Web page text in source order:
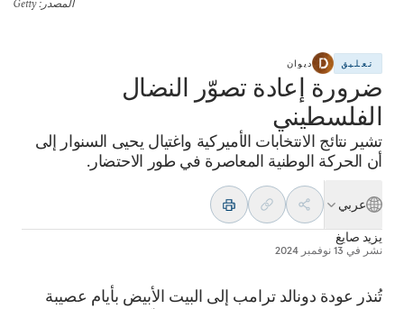
المصدر : Getty
تعليق ديوان
ضرورة إعادة تصوّر النضال
الفلسطيني
تشير نتائج الانتخابات الأميركية واغتيال يحيى السنوار إلى
أن الحركة الوطنية المعاصرة في طور الاحتضار.
عربي
يزيد صايغ
نشر في 13 نوفمبر 2024
تُنذر عودة دونالد ترامب إلى البيت الأبيض بأيام عصيبة